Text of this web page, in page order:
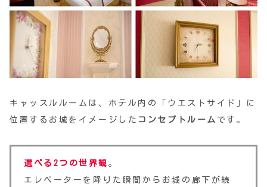
キャッスルルームは、ホテル内の「ウエストサイド」に
位置するお城をイメージした コンセプトルーム です。
選べる2つの世界観。
エレベーターを降りた瞬間からお城の廊下が続